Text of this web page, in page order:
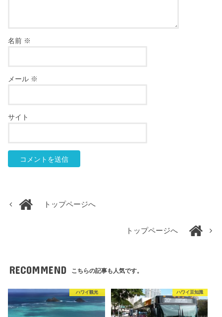
名前 ※
メール ※
サイト
トップページへ
トップページへ
RECOMMEND こちらの記事も人気です。
ハワイ観光 ハワイ豆知識